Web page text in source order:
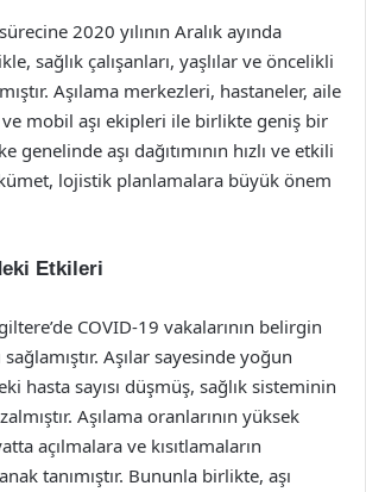
2020 yılının Aralık ayında
sağlık çalışanları, yaşlılar ve öncelikli
Aşılama merkezleri, hastaneler, aile
ve mobil aşı ekipleri ile birlikte geniş bir
genelinde aşı dağıtımının hızlı ve etkili
lojistik planlamalara büyük önem
Etkileri
COVID-19 vakalarının belirgin
Aşılar sayesinde yoğun
hasta sayısı düşmüş, sağlık sisteminin
Aşılama oranlarının yüksek
açılmalara ve kısıtlamaların
tanımıştır. Bununla birlikte, aşı